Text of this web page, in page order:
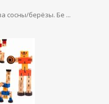
сосны/берёзы. Бе ...